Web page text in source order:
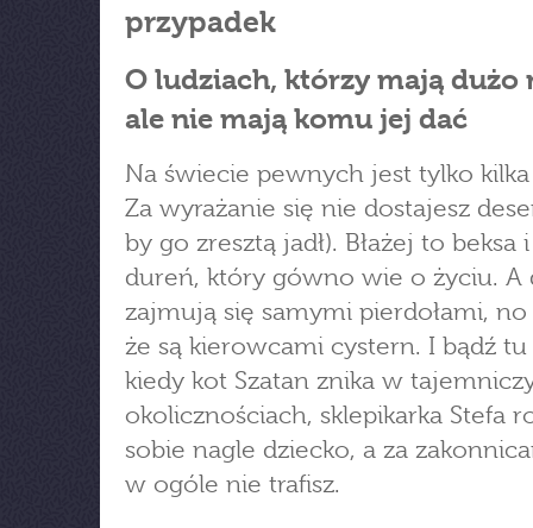
przypadek
O ludziach, którzy mają dużo
ale nie mają komu jej dać
Na świecie pewnych jest tylko kilka
Za wyrażanie się nie dostajesz
by go zresztą jadł). Błażej to beksa
dureń, który gówno wie o życiu. A
zajmują się samymi pierdołami, no
że są kierowcami cystern. I bądź
kiedy kot Szatan znika w
okolicznościach, sklepikarka Stefa
sobie nagle dziecko, a za
w ogóle nie trafisz.